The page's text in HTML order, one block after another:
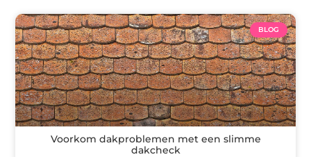
BLOG
Voorkom dakproblemen met een slimme
dakcheck